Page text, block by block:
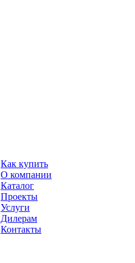
Как купить
О компании
Каталог
Проекты
Услуги
Дилерам
Контакты